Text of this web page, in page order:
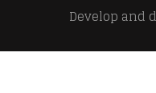
Develop and